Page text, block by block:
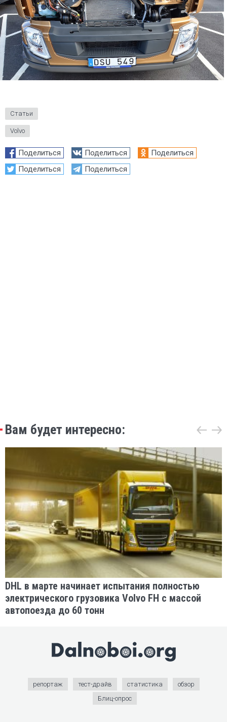
Статьи
Volvo
Поделиться Поделиться
Поделиться
Поделиться
Поделиться
Вам будет интересно:
DHL в марте начинает испытания полностью
электрического грузовика Volvo FH с массой
автопоезда до 60 тонн
репортаж тест-драйв статистика
обзор
Блиц-опрос